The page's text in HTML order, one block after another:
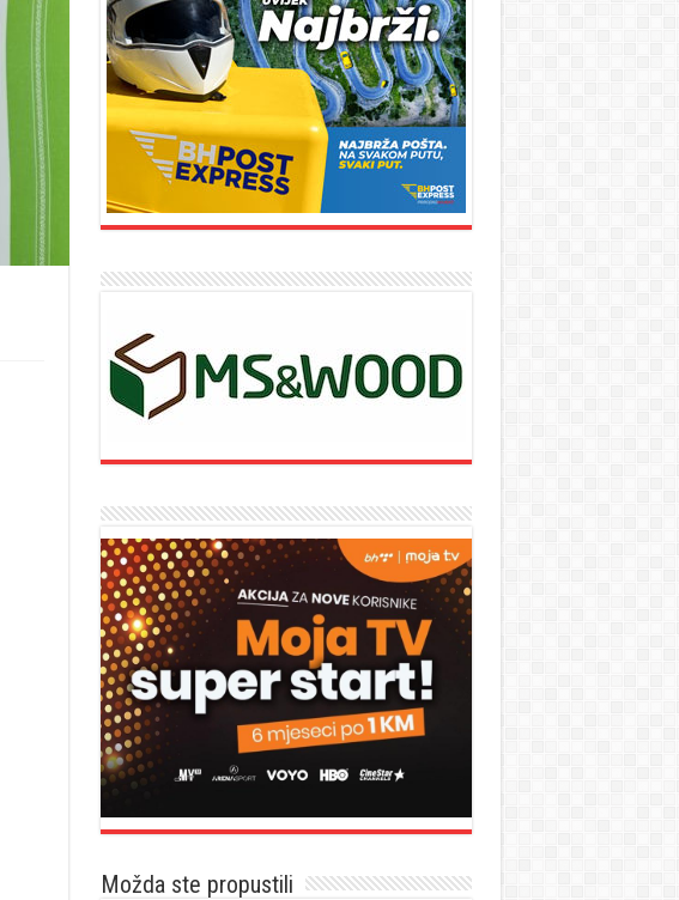
Možda ste propustili